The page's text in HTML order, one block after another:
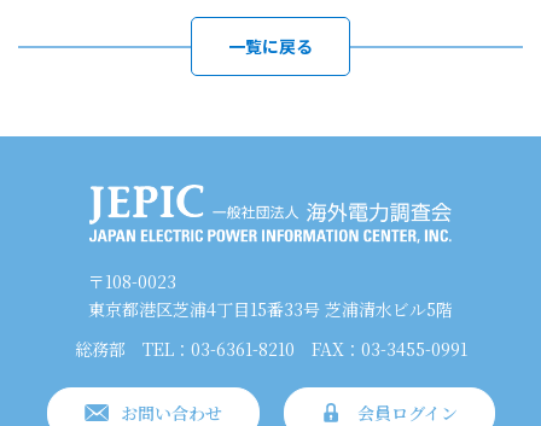
一覧に戻る
〒108-0023
東京都港区芝浦4丁目15番33号 芝浦清水ビル5階
総務部
TEL：03-6361-8210 FAX：03-3455-0991
お問い合わせ 会員ログイン